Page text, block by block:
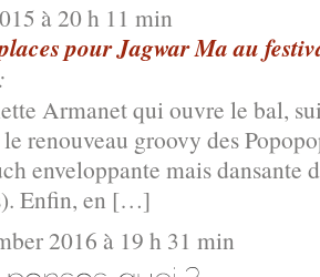
à 20 h 11 min
pour Jagwar Ma au
:
Armanet qui ouvre le bal,
renouveau groovy des
enveloppante mais dansante
Enfin, en […]
2016 à 19 h 31 min